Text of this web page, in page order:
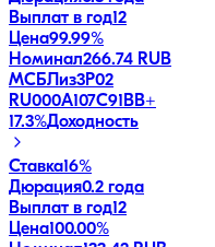
Выплат в год12
Цена99.99%
Номинал266.74 RUB
МСБЛиз3P02
RU000A107C91BB+
17.3%Доходность
Ставка16%
Дюрация0.2 года
Выплат в год12
Цена100.00%